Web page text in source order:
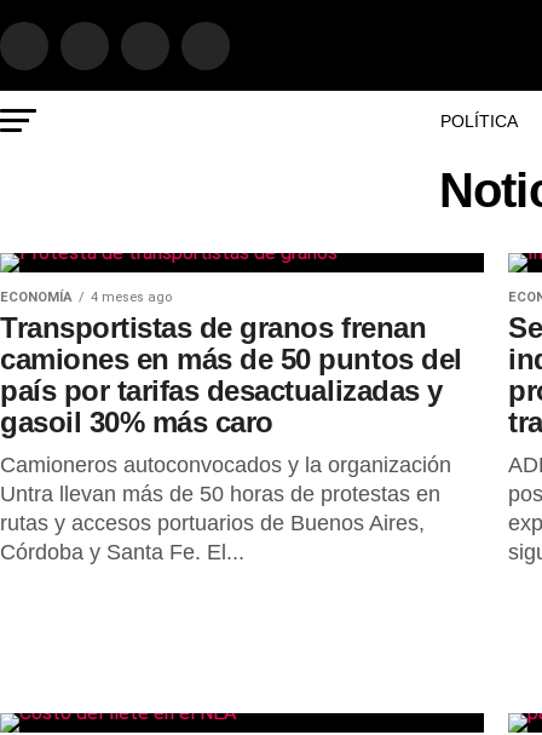
POLÍTICA
ECONOMÍA 4 meses ago
Transportistas de granos frenan
camiones en más de 50 puntos del
país por tarifas desactualizadas y
gasoil 30% más caro
Camioneros autoconvocados y la organización
Untra llevan más de 50 horas de protestas en
rutas y accesos portuarios de Buenos Aires,
Córdoba y Santa Fe. El...